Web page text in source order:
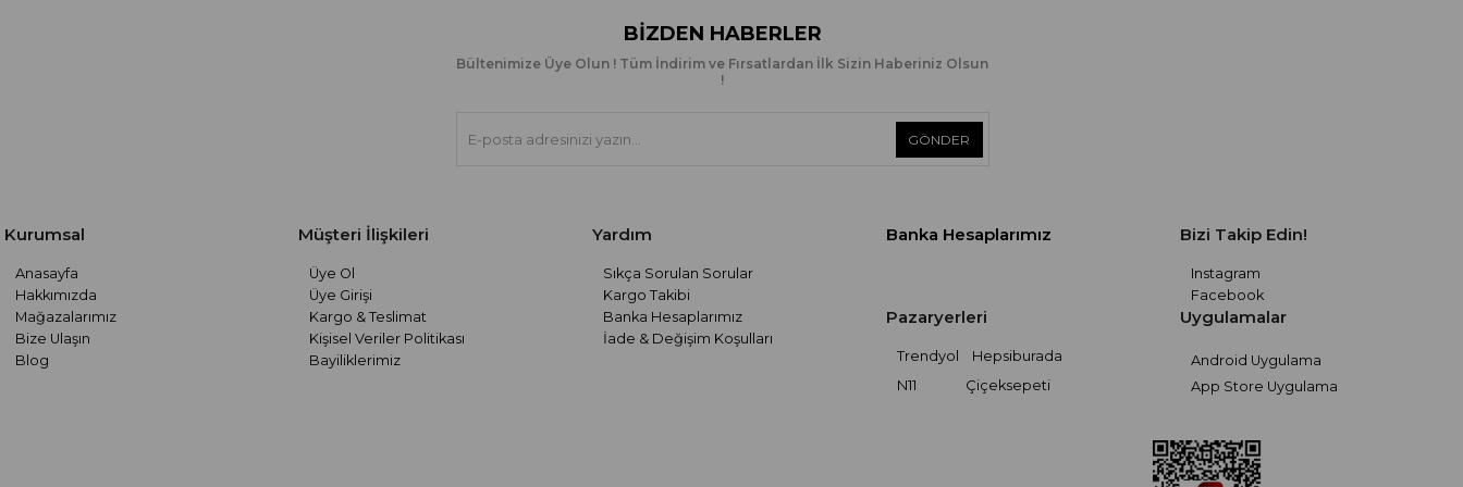
BIZDEN HABERLER
Bültenimize Üye Olun ! Tüm İndirim ve Fırsatlardan İlk Sizin Haberiniz Olsun
!
GÖNDER
Kurumsal
Anasayfa
Hakkımızda
Mağazalarımız
Bize Ulaşın
Blog
Müşteri İlişkileri
Üye Ol
Üye Girişi
Kargo & Teslimat
Kişisel Veriler Politikası
Bayiliklerimiz
Yardım
Sıkça Sorulan Sorular
Kargo Takibi
Banka Hesaplarımız
İade & Değişim Koşulları
Banka Hesaplarımız Bizi Takip Edin!
Instagram
Facebook
Pazaryerleri
Trendyol
Hepsiburada
N11
Çiçeksepeti
Uygulamalar
Android Uygulama
App Store Uygulama